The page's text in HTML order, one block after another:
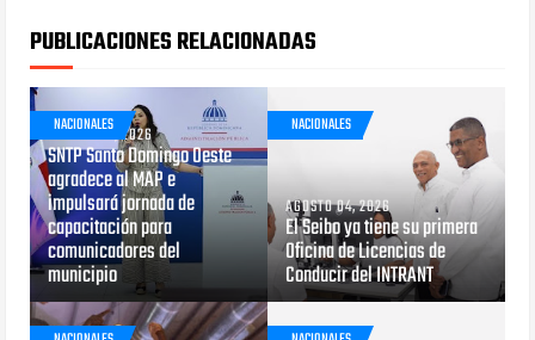
PUBLICACIONES RELACIONADAS
NACIONALES
AGOSTO 05, 2026
SNTP Santo Domingo Oeste
agradece al MAP e
impulsará jornada de
capacitación para
comunicadores del
municipio
NACIONALES
AGOSTO 04, 2026
El Seibo ya tiene su primera
Oficina de Licencias de
Conducir del INTRANT